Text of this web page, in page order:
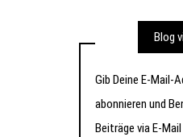
Blog
Gib Deine E-Mail-
abonnieren und
Beiträge via E-